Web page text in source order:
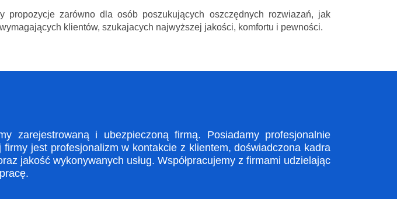
propozycje zarówno dla osób poszukujących oszczędnych rozwiazań, jak
klientów, szukajacych najwyższej jakości, komfortu i pewności.
zarejestrowaną i ubezpieczoną firmą. Posiadamy profesjonalnie
jest profesjonalizm w kontakcie z klientem, doświadczona kadra
jakość wykonywanych usług. Współpracujemy z firmami udzielając